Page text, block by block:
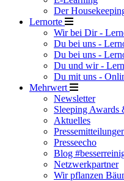
Der
Lernorte
Wir bei Dir -
Du bei uns -
Du bei uns -
Du und wir -
Du mit uns -
Mehrwert
Newsletter
Sleeping Awards
Aktuelles
Presseecho
Blog
Netzwerkpartner
Wir pflanzen